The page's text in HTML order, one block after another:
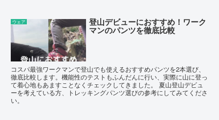
ウェア 登山デビューにおすすめ！ワーク
マンのパンツを徹底比較
コスパ最強ワークマンで登山でも使えるおすすめパンツを2本選び、
徹底比較します。機能性のテストもふんだんに行い、実際に山に登っ
て着心地もあますことなくチェックしてきました。 夏山登山デビュ
ーを考えている方、トレッキングパンツ選びの参考にしてみてくださ
い。